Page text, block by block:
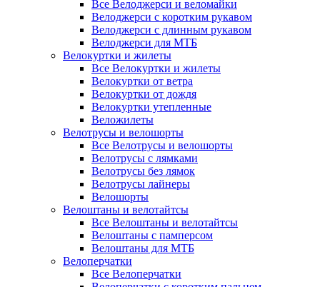
Все Велоджерси и веломайки
Велоджерси с коротким рукавом
Велоджерси с длинным рукавом
Велоджерси для МТБ
Велокуртки и жилеты
Все Велокуртки и жилеты
Велокуртки от ветра
Велокуртки от дождя
Велокуртки утепленные
Веложилеты
Велотрусы и велошорты
Все Велотрусы и велошорты
Велотрусы с лямками
Велотрусы без лямок
Велотрусы лайнеры
Велошорты
Велоштаны и велотайтсы
Все Велоштаны и велотайтсы
Велоштаны с памперсом
Велоштаны для МТБ
Велоперчатки
Все Велоперчатки